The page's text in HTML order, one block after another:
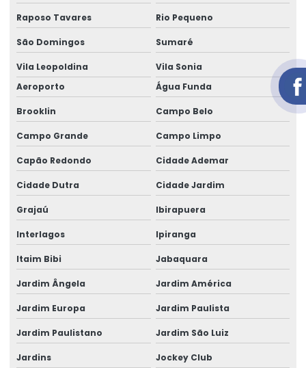
Aluguel de gerador trifásico
Aluguel de gerador trifásico em salvador
Aluguel de geradores de energia telefone
Aluguel de geradores para eventos
Aluguel de geradores para eventos valores
Aluguel de grupo gerador
Aluguel de um gerador
Cabo elétrico de 16mm
Cabo eletrico de 2 5mm
Cabo elétrico de 25 mm
Cabo elétrico 35mm
Cabo elétrico de 4 mm
Raposo Tavares Rio Pequeno
São Domingos Sumaré
Vila Leopoldina
Vila Sonia
Aeroporto
Água Funda
Brooklin Campo Belo
Campo Grande Campo Limpo
Capão Redondo Cidade Ademar
Cidade Dutra Cidade Jardim
Grajaú Ibirapuera
Interlagos Ipiranga
Itaim Bibi Jabaquara
Jardim Ângela Jardim América
Jardim Europa Jardim Paulista
Jardim Paulistano Jardim São Luiz
Jardins Jockey Club